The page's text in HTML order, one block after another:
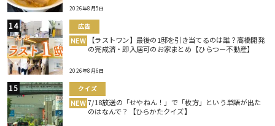
2026年8月5日
広告
NEW
【ラストワン】最後の1邸を引き当てるのは誰？高橋開発
の完成済・即入居可のお家まとめ【ひらつー不動産】
2026年8月6日
クイズ
NEW 7/18放送の「せやねん！」で「枚方」という単語が出た
のはなんで？【ひらかたクイズ】